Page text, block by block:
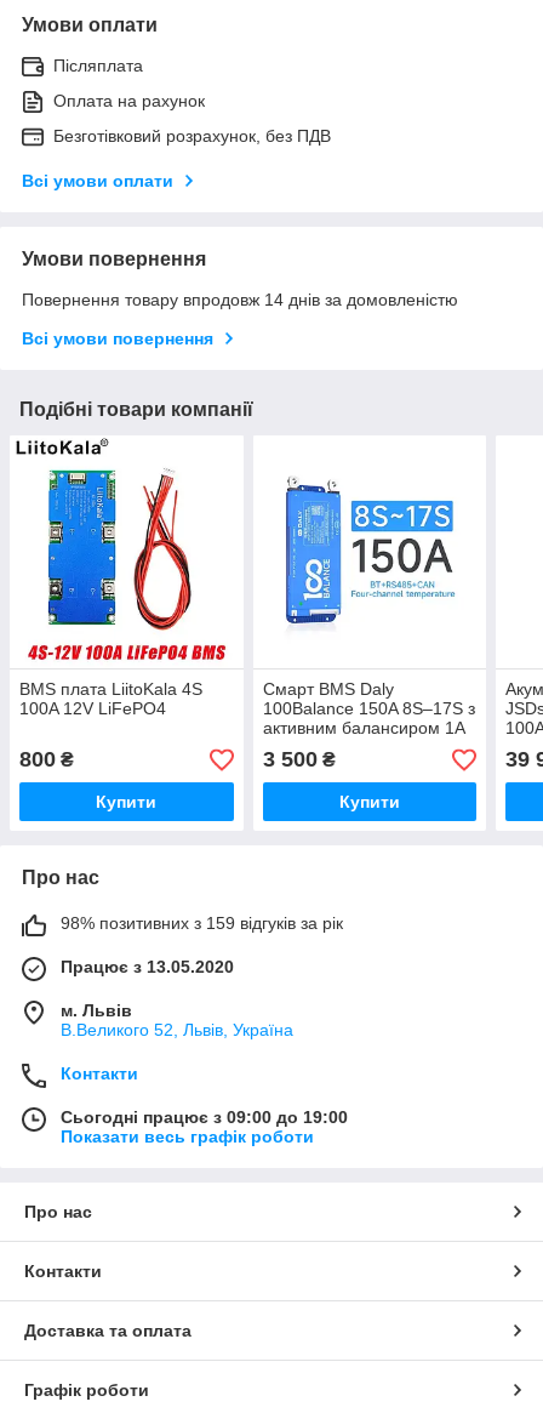
Умови оплати
Післяплата
Оплата на рахунок
Безготівковий розрахунок, без ПДВ
Всі умови оплати
Умови повернення
Повернення товару впродовж 14 днів за домовленістю
Всі умови повернення
Подібні товари компанії
BMS плата LiitoKala 4S
100A 12V LiFePO4
800 ₴
Купити
Смарт BMS Daly
100Balance 150A 8S–17S з
активним балансиром 1А
та Wi-Fi
3 500₴
Купити
39
Про нас
98% позитивних з 159 відгуків за рік
Працює з 13.05.2020
м. Львів
В.Великого 52, Львів, Україна
Контакти
Сьогодні працює з 09:00 до 19:00
Показати весь графік роботи
Про нас
Контакти
Доставка та оплата
Графік роботи